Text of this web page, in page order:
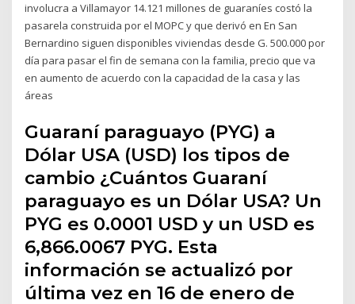
involucra a Villamayor 14.121 millones de guaraníes costó la
pasarela construida por el MOPC y que derivó en En San
Bernardino siguen disponibles viviendas desde G. 500.000 por
día para pasar el fin de semana con la familia, precio que va
en aumento de acuerdo con la capacidad de la casa y las
áreas
Guaraní paraguayo (PYG) a
Dólar USA (USD) los tipos de
cambio ¿Cuántos Guaraní
paraguayo es un Dólar USA? Un
PYG es 0.0001 USD y un USD es
6,866.0067 PYG. Esta
información se actualizó por
última vez en 16 de enero de